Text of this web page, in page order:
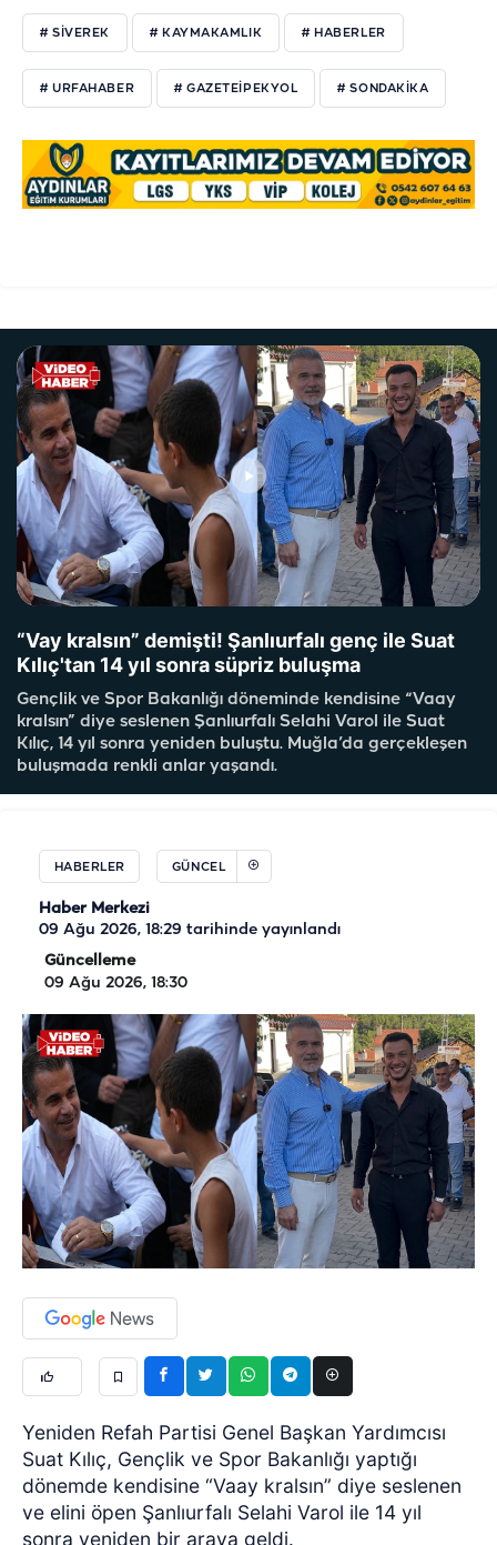
# SİVEREK # KAYMAKAMLIK # HABERLER
# URFAHABER # GAZETEİPEKYOL # SONDAKİKA
“Vay kralsın” demişti! Şanlıurfalı genç ile Suat
Kılıç'tan 14 yıl sonra süpriz buluşma
Gençlik ve Spor Bakanlığı döneminde kendisine “Vaay
kralsın” diye seslenen Şanlıurfalı Selahi Varol ile Suat
Kılıç, 14 yıl sonra yeniden buluştu. Muğla’da gerçekleşen
buluşmada renkli anlar yaşandı.
HABERLER GÜNCEL
Haber Merkezi
09 Ağu 2026, 18:29 tarihinde yayınlandı
Güncelleme
09 Ağu 2026, 18:30
Yeniden Refah Partisi Genel Başkan Yardımcısı
Suat Kılıç, Gençlik ve Spor Bakanlığı yaptığı
dönemde kendisine “Vaay kralsın” diye seslenen
ve elini öpen Şanlıurfalı Selahi Varol ile 14 yıl
sonra yeniden bir araya geldi.